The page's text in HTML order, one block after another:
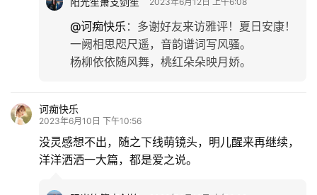
@诃痴快乐 ： 多谢好友来访雅评！夏日安康！
一阙相思咫尺遥，音韵谱词写风骚。
杨柳依依随风舞，桃红朵朵映月娇。
诃痴快乐
2023年6月10日 下午10:56
没灵感想不出，随之下线萌镜头，明儿醒来再继续，
洋洋洒洒一大篇，都是爱之说。